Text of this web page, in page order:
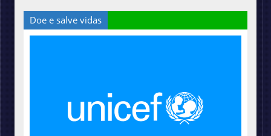
Doe e salve vidas